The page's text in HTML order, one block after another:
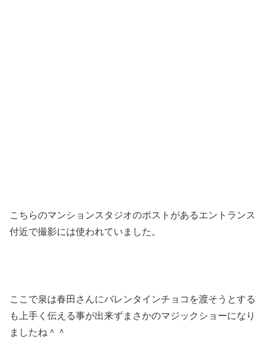
こちらのマンションスタジオのポストがあるエントランス
付近で撮影には使われていました。
ここで泉は春田さんにバレンタインチョコを渡そうとする
も上手く伝える事が出来ずまさかのマジックショーになり
ましたね＾＾